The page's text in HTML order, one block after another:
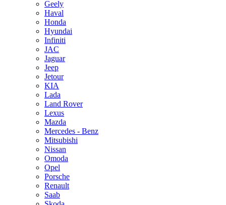
Geely
Haval
Honda
Hyundai
Infiniti
JAC
Jaguar
Jeep
Jetour
KIA
Lada
Land Rover
Lexus
Mazda
Mercedes - Benz
Mitsubishi
Nissan
Omoda
Opel
Porsche
Renault
Saab